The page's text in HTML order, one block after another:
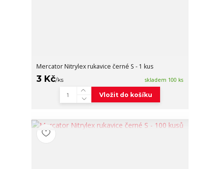
Mercator Nitrylex rukavice černé S - 1 kus
3 Kč/ks skladem 100 ks
Vložit do košíku